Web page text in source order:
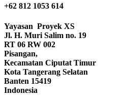
–
Hari
Kemerdekaan
Indonesia
+62 812 1053 614
Yayasan Proyek XS
Jl. H. Muri Salim no. 19
RT 06 RW 002
Pisangan,
Kecamatan Ciputat Timur
Kota Tangerang Selatan
Banten 15419
Indonesia